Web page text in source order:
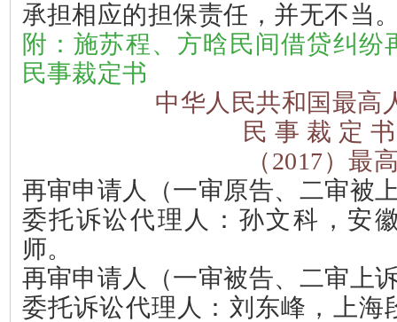
承担相应的担保责任，并无不当
附：施苏程、方晗民间借贷纠纷
民事裁定书
中华人民共和国最高
民 事 裁 定 书
（2017）最
再审申请人（一审原告、二审被
委托诉讼代理人：孙文科，安
师。
再审申请人（一审被告、二审上
委托诉讼代理人：刘东峰，上海